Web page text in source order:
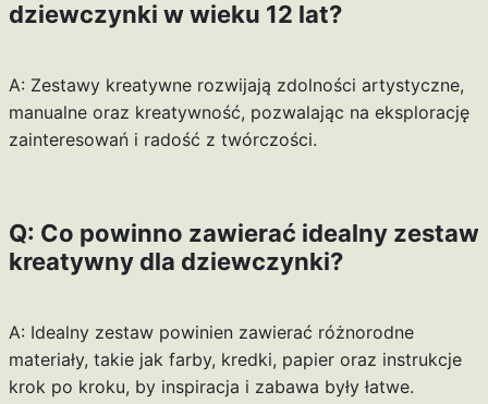
dziewczynki w wieku 12 lat?
A: Zestawy kreatywne rozwijają zdolności artystyczne,
manualne oraz kreatywność, pozwalając na eksplorację
zainteresowań i radość z twórczości.
Q: Co powinno zawierać idealny zestaw
kreatywny dla dziewczynki?
A: Idealny zestaw powinien zawierać różnorodne
materiały, takie jak farby, kredki, papier oraz instrukcje
krok po kroku, by inspiracja i zabawa były łatwe.